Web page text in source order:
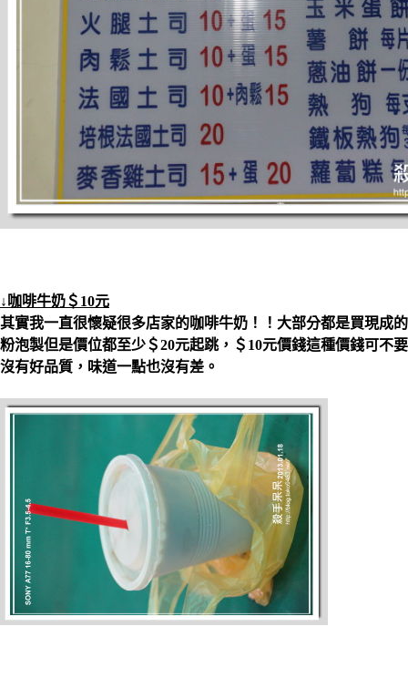
↓咖啡牛奶＄10元
其實我一直很懷疑很多店家的咖啡牛奶！！大部分都是買現成
粉泡製但是價位都至少＄20元起跳，＄10元價錢這種價錢可不
沒有好品質，味道一點也沒有差。